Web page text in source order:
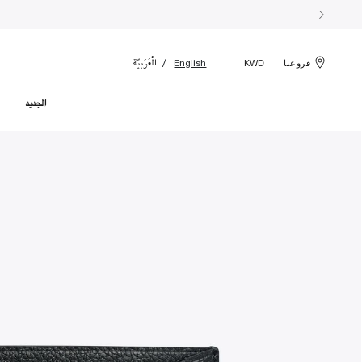
فروعنا KWD
English الْعَرَبيّة
الجديد